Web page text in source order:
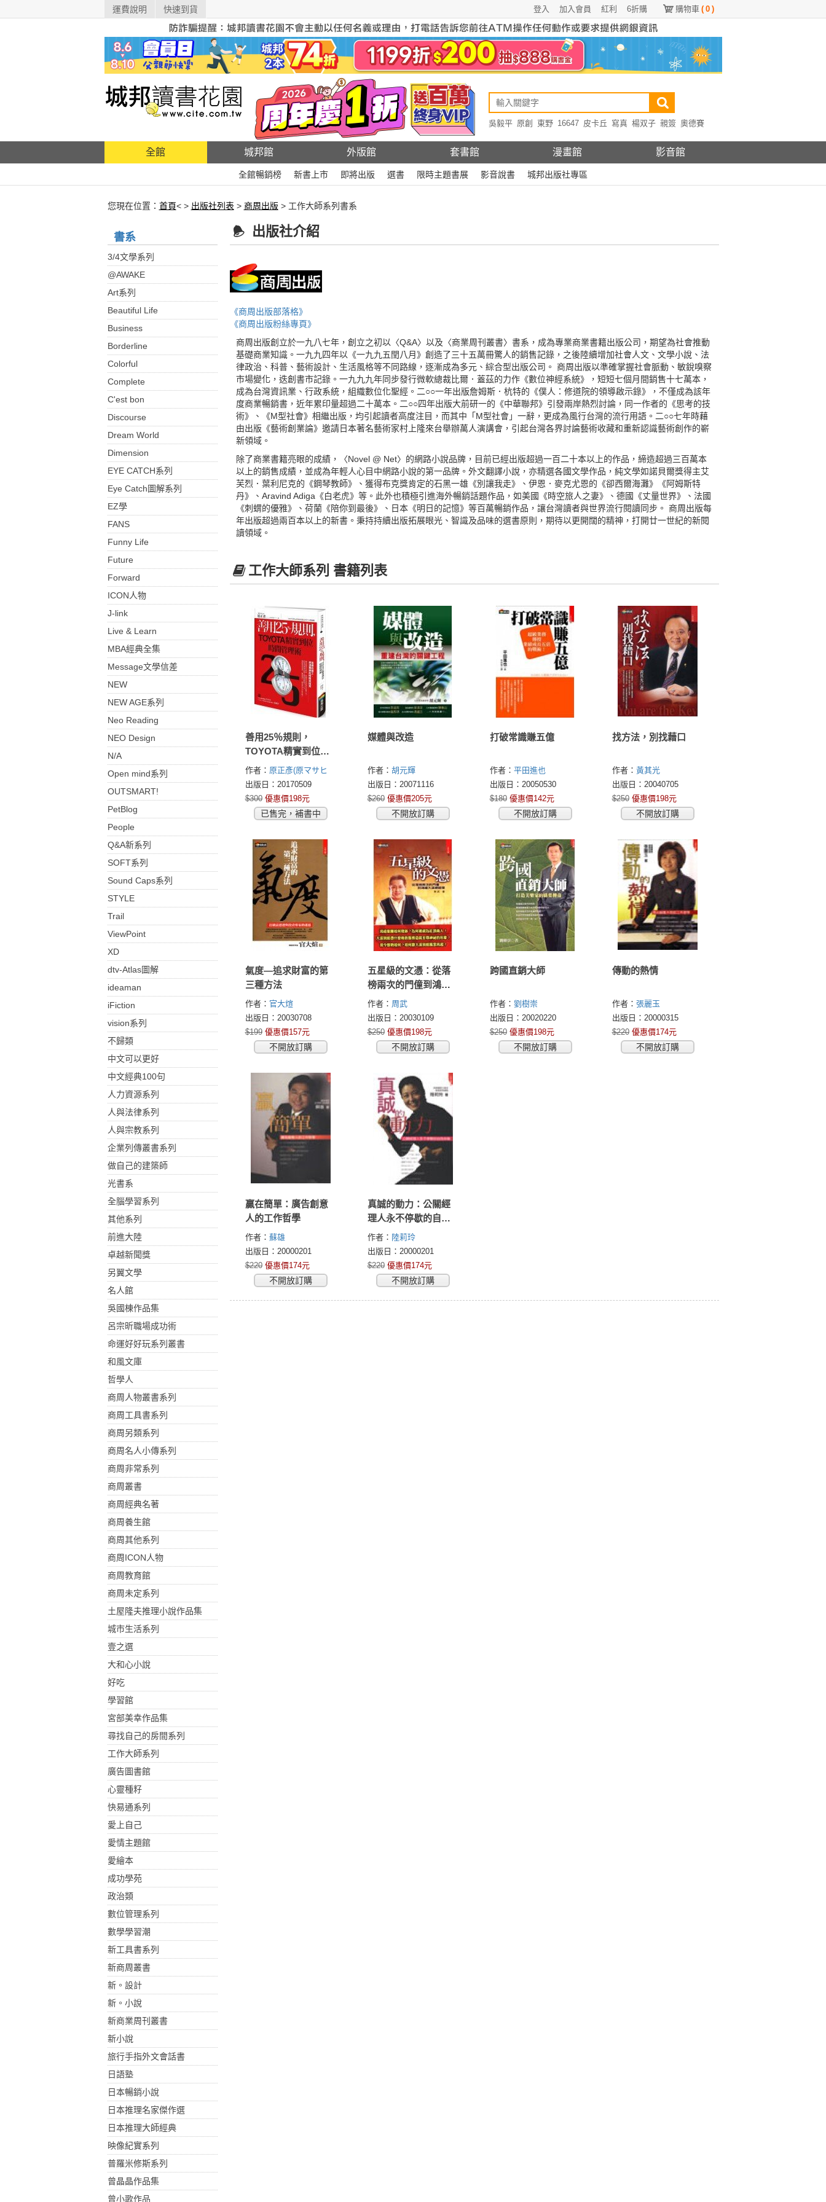
運費說明 快速到貨 購物車 ( 0 )
6折購
紅利
加入會員
登入
吳毅平 原創 東野 16647 皮卡丘 寫真 楊双子 親簽 奧德賽
全館 城邦館 外版館 套書館 漫畫館 影音館
全館暢銷榜 新書上市 即將出版 選書 限時主題書展 影音說書 城邦出版社專區
您現在位置： 首頁< > 出版社列表 > 商周出版 > 工作大師系列書系
書系
3/4文學系列
@AWAKE
Art系列
Beautiful Life
Business
Borderline
Colorful
Complete
C'est bon
Discourse
Dream World
Dimension
EYE CATCH系列
Eye Catch圖解系列
EZ學
FANS
Funny Life
Future
Forward
ICON人物
J-link
Live & Learn
MBA經典全集
Message文學信差
NEW
NEW AGE系列
Neo Reading
NEO Design
N/A
Open mind系列
OUTSMART!
PetBlog
People
Q&A新系列
SOFT系列
Sound Caps系列
STYLE
Trail
ViewPoint
XD
dtv-Atlas圖解
ideaman
iFiction
vision系列
不歸類
中文可以更好
中文經典100句
人力資源系列
人與法律系列
人與宗教系列
企業列傳叢書系列
做自己的建築師
光書系
全腦學習系列
其他系列
前進大陸
卓越新聞獎
另翼文學
名人館
吳國棟作品集
呂宗昕職場成功術
命運好好玩系列叢書
和風文庫
哲學人
商周人物叢書系列
商周工具書系列
商周另類系列
商周名人小傳系列
商周非常系列
商周叢書
商周經典名著
商周養生館
商周其他系列
商周ICON人物
商周教育館
商周未定系列
土屋隆夫推理小說作品集
城市生活系列
壹之選
大和心小說
好吃
學習館
宮部美幸作品集
尋找自己的房間系列
工作大師系列
廣告圖書館
心靈種籽
快易通系列
愛上自己
愛情主題館
愛繪本
成功學苑
政治類
數位管理系列
數學學習潮
新工具書系列
新商周叢書
新。設計
新。小說
新商業周刊叢書
新小說
旅行手指外文會話書
日語塾
日本暢銷小說
日本推理名家傑作選
日本推理大師經典
映像紀實系列
普羅米修斯系列
曾晶晶作品集
曾小歌作品
出版社介紹
《商周出版部落格》
《商周出版粉絲專頁》
商周出版創立於一九八七年，創立之初以〈Q&A〉以及〈商業周刊叢書〉書系，成為專業商業書籍出版公司，期望為社會推動
基礎商業知識。一九九四年以《一九九五閏八月》創造了三十五萬冊驚人的銷售記錄，之後陸續增加社會人文、文學小說、法
律政治、科普、藝術設計、生活風格等不同路線，逐漸成為多元、綜合型出版公司。 商周出版以準確掌握社會脈動、敏銳嗅察
市場變化，迭創書市記錄。一九九九年同步發行微軟總裁比爾．蓋茲的力作《數位神經系統》，短短七個月間銷售十七萬本，
成為台灣資訊業、行政系統，組織數位化聖經。二○○一年出版詹姆斯．杭特的《僕人：修道院的領導啟示錄》，不僅成為該年
度商業暢銷書，近年累印量超過二十萬本。二○○四年出版大前研一的《中華聯邦》引發兩岸熱烈討論，同一作者的《思考的技
術》、《M型社會》相繼出版，均引起讀者高度注目，而其中「M型社會」一辭，更成為風行台灣的流行用語。二○○七年時藉
由出版《藝術創業論》邀請日本著名藝術家村上隆來台舉辦萬人演講會，引起台灣各界討論藝術收藏和重新認識藝術創作的嶄
新領域。
除了商業書籍亮眼的成績，〈Novel @ Net〉的網路小說品牌，目前已經出版超過一百二十本以上的作品，締造超過三百萬本
以上的銷售成績，並成為年輕人心目中網路小說的第一品牌。外文翻譯小說，亦精選各國文學作品，純文學如諾貝爾獎得主艾
芙烈．葉利尼克的《鋼琴教師》、獲得布克獎肯定的石黑一雄《別讓我走》、伊恩．麥克尤恩的《卻西爾海灘》《阿姆斯特
丹》、Aravind Adiga《白老虎》等。此外也積極引進海外暢銷話題作品，如美國《時空旅人之妻》、德國《丈量世界》、法國
《刺蝟的優雅》、荷蘭《陪你到最後》、日本《明日的記憶》等百萬暢銷作品，讓台灣讀者與世界流行閱讀同步。 商周出版每
年出版超過兩百本以上的新書。秉持持續出版拓展眼光、智識及品味的選書原則，期待以更開闊的精神，打開廿一世紀的新閱
讀領域。
工作大師系列 書籍列表
善用25％規則，
TOYOTA精實到位時
間管理術
作者： 原正彥(原マサヒ
コ)
出版日：20170509
$300 優惠價198元
已售完，補書中
媒體與改造
作者： 胡元輝
出版日：20071116
$260 優惠價205元
不開放訂購
打破常識賺五億
作者： 平田進也
出版日：20050530
$180 優惠價142元
不開放訂購
找方法，別找藉口
作者： 黃其光
出版日：20040705
$250 優惠價198元
不開放訂購
氣度—追求財富的第
三種方法
作者： 官大煊
出版日：20030708
$199 優惠價157元
不開放訂購
五星級的文憑：從落
榜兩次的門僮到鴻禧
大溪總經理
作者： 周武
出版日：20030109
$250 優惠價198元
不開放訂購
跨國直銷大師
作者： 劉樹崇
出版日：20020220
$250 優惠價198元
不開放訂購
傳動的熱情
作者： 張麗玉
出版日：20000315
$220 優惠價174元
不開放訂購
贏在簡單：廣告創意
人的工作哲學
作者： 蘇雄
出版日：20000201
$220 優惠價174元
不開放訂購
真誠的動力：公關經
理人永不停歇的自我
挑戰
作者： 陸莉玲
出版日：20000201
$220 優惠價174元
不開放訂購